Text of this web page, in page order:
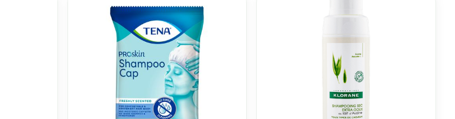
prijswaarden aan te passen.